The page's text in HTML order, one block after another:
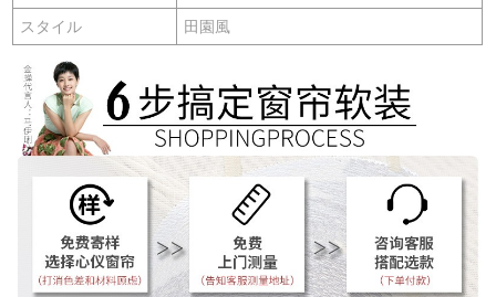
スタイル 田園風